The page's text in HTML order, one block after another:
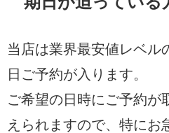
当店は業界最安値レベル
日ご予約が入ります。
ご希望の日時にご予約が
えられますので、特にお